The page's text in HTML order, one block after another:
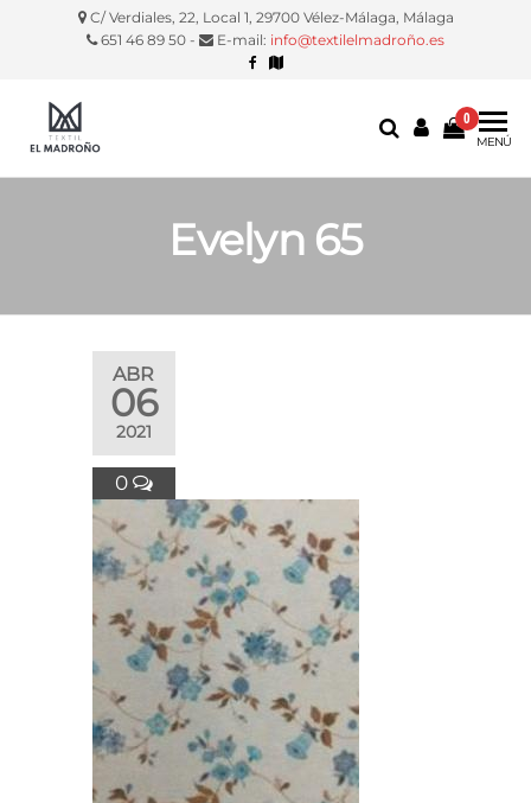
C/ Verdiales, 22, Local 1, 29700 Vélez-Málaga, Málaga
651 46 89 50 -
E-mail: info@textilelmadroño.es
Madroño
silla, etc.
0
MENÚ
Evelyn 65
ABR
06
2021
0